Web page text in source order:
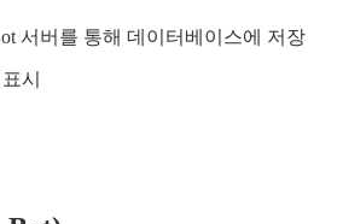
서버를 통해 데이터베이스에 저장
시